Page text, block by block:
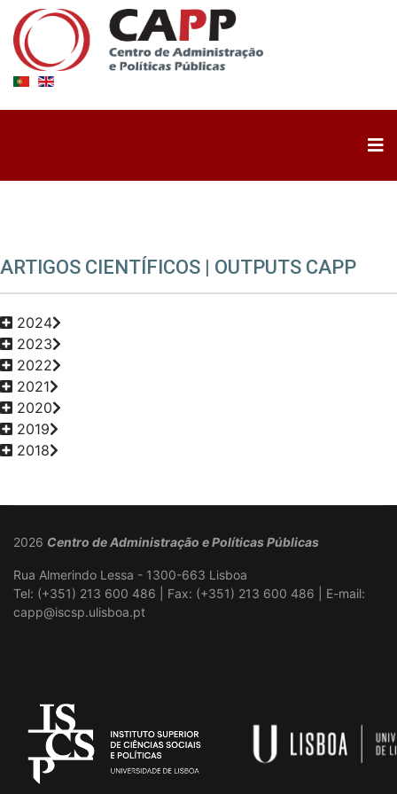
ARTIGOS CIENTÍFICOS | OUTPUTS CAPP
2024
2023
2022
2021
2020
2019
2018
2026 Centro de Administração e Políticas Públicas
Rua Almerindo Lessa - 1300-663 Lisboa
Tel: (+351) 213 600 486 | Fax: (+351) 213 600 486 | E-mail:
capp@iscsp.ulisboa.pt